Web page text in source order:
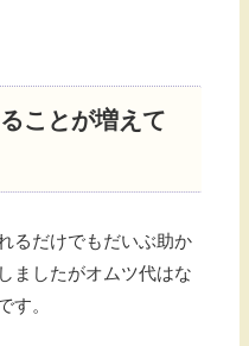
ことが増えて
るだけでもだいぶ助か
ましたがオムツ代はな
す。